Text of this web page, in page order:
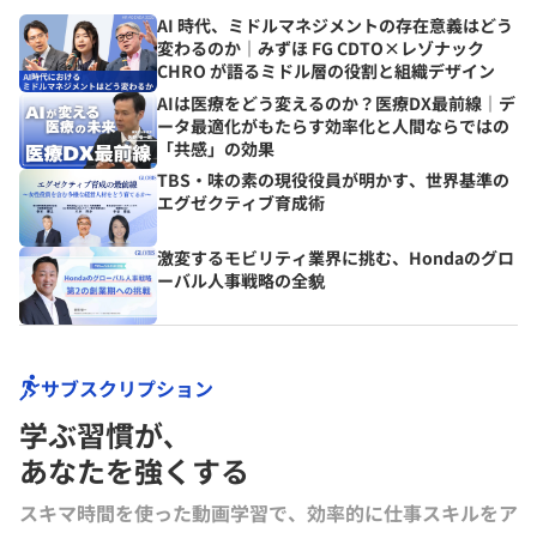
AI 時代、ミドルマネジメントの存在意義はどう
変わるのか｜みずほ FG CDTO×レゾナック
CHRO が語るミドル層の役割と組織デザイン
AIは医療をどう変えるのか？医療DX最前線｜デ
ータ最適化がもたらす効率化と人間ならではの
「共感」の効果
TBS・味の素の現役役員が明かす、世界基準の
エグゼクティブ育成術
激変するモビリティ業界に挑む、Hondaのグロ
ーバル人事戦略の全貌
サブスクリプション
学ぶ習慣が､
あなたを強くする
スキマ時間を使った動画学習で、効率的に仕事スキルをア